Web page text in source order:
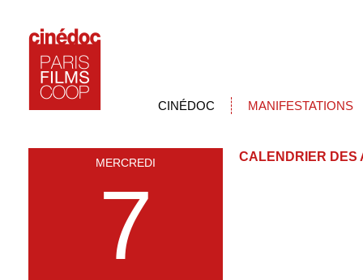
CINÉDOC MANIFESTATIONS
MERCREDI
7
CALENDRIER DES